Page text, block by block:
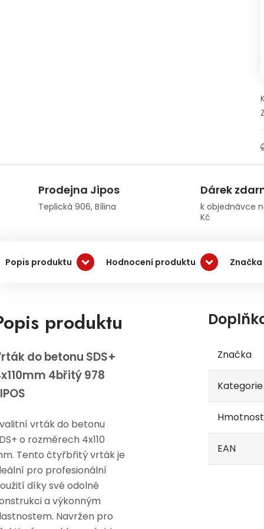
Prodejna Jipos
Teplická 906, Bílina
Dárek
k objednávce
Kč
Popis produktu Hodnocení produktu
produktu
do betonu SDS+
4břitý 978
vrták do betonu
o rozměrech 4x110
Tento čtyřbřitý vrták je
pro profesionální
díky své odolné
a výkonným
Navržen pro
Značka
Kategorie
Hmotnost
EAN